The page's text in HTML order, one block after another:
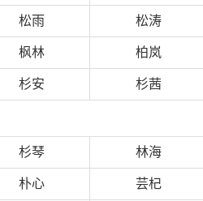
松雨 松涛
枫林 柏岚
杉安 杉茜
杉琴 林海
朴心 芸杞